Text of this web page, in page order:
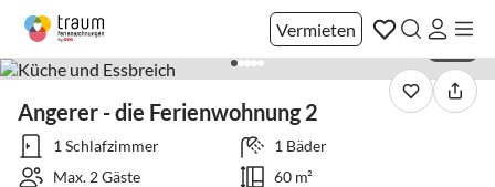
Vermieten
Angerer - die Ferienwohnung 2
1 Schlafzimmer
1 Bäder
Max. 2 Gäste
60 m²